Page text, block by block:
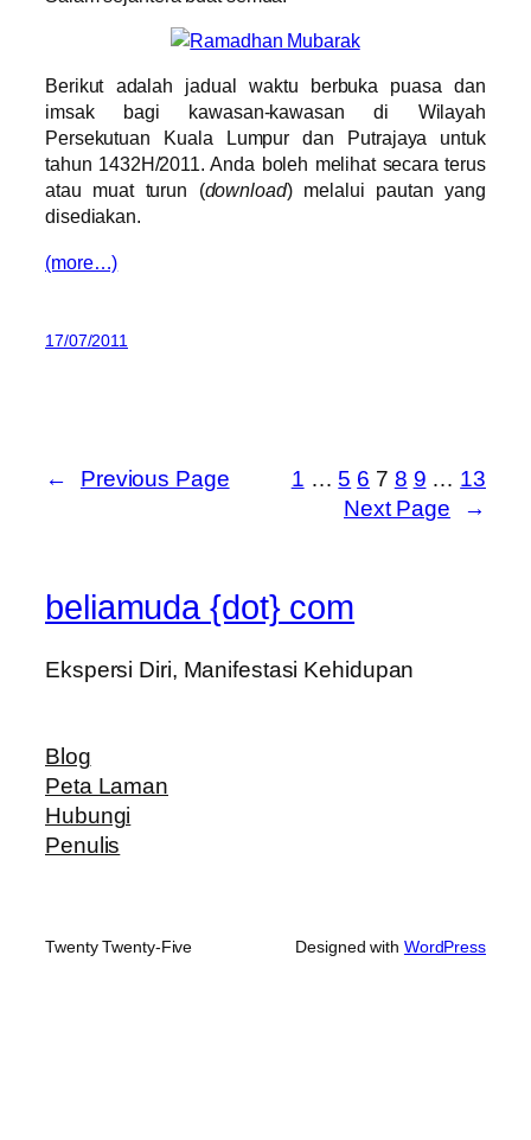
Berikut adalah jadual waktu berbuka puasa dan
imsak bagi kawasan-kawasan di Wilayah
Persekutuan Kuala Lumpur dan Putrajaya untuk
tahun 1432H/2011. Anda boleh melihat secara terus
atau muat turun (download) melalui pautan yang
disediakan.
(more…)
17/07/2011
← Previous Page 1 … 5 6 7 8 9 … 13
Next Page
→
beliamuda {dot} com
Ekspersi Diri, Manifestasi Kehidupan
Blog
Peta Laman
Hubungi
Penulis
Twenty Twenty-Five Designed with WordPress